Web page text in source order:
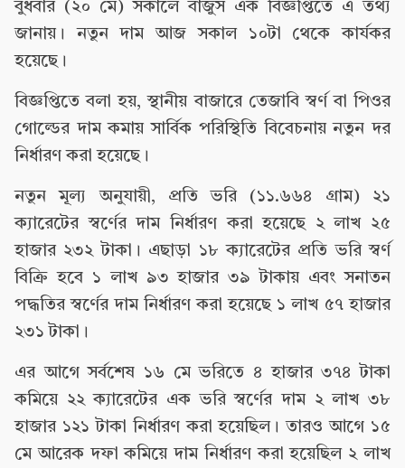
বুধবার (২০ মে) সকালে বাজুস এক বিজ্ঞপ্তিতে এ তথ্য
জানায়। নতুন দাম আজ সকাল ১০টা থেকে কার্যকর
হয়েছে।
বিজ্ঞপ্তিতে বলা হয়, স্থানীয় বাজারে তেজাবি স্বর্ণ বা পিওর
গোল্ডের দাম কমায় সার্বিক পরিস্থিতি বিবেচনায় নতুন দর
নির্ধারণ করা হয়েছে।
নতুন মূল্য অনুযায়ী, প্রতি ভরি (১১.৬৬৪ গ্রাম) ২১
ক্যারেটের স্বর্ণের দাম নির্ধারণ করা হয়েছে ২ লাখ ২৫
হাজার ২৩২ টাকা। এছাড়া ১৮ ক্যারেটের প্রতি ভরি স্বর্ণ
বিক্রি হবে ১ লাখ ৯৩ হাজার ৩৯ টাকায় এবং সনাতন
পদ্ধতির স্বর্ণের দাম নির্ধারণ করা হয়েছে ১ লাখ ৫৭ হাজার
২৩১ টাকা।
এর আগে সর্বশেষ ১৬ মে ভরিতে ৪ হাজার ৩৭৪ টাকা
কমিয়ে ২২ ক্যারেটের এক ভরি স্বর্ণের দাম ২ লাখ ৩৮
হাজার ১২১ টাকা নির্ধারণ করা হয়েছিল। তারও আগে ১৫
মে আরেক দফা কমিয়ে দাম নির্ধারণ করা হয়েছিল ২ লাখ